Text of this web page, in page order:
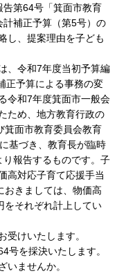
告第64号「箕面市教育
補正予算（第5号）の
し、提案理由を子ども
、令和7年度当初予算編
正予算による事務の変
令和7年度箕面市一般会
ため、地方教育行政の
箕面市教育委員会教育
基づき、教育長が臨時
報告するものです。子
高対応子育て応援手当
おきましては、物価高
をそれぞれ計上してい
受けいたします。
号を採決いたします。
いませんか。